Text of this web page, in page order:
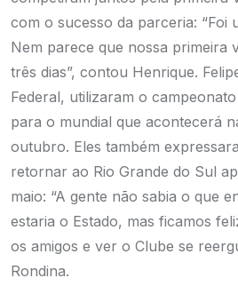
com o sucesso da parceria: “Foi
Nem parece que nossa primeira
três dias”, contou Henrique.
Federal, utilizaram o
para o mundial que acontecerá
outubro. Eles também
retornar ao Rio Grande do Sul
maio: “A gente não sabia o que
estaria o Estado, mas ficamos
os amigos e ver o Clube se
Rondina.